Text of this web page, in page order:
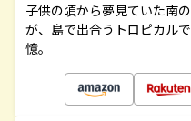
子供の頃から夢見ていた南
が、島で出合うトロピカル
憶。